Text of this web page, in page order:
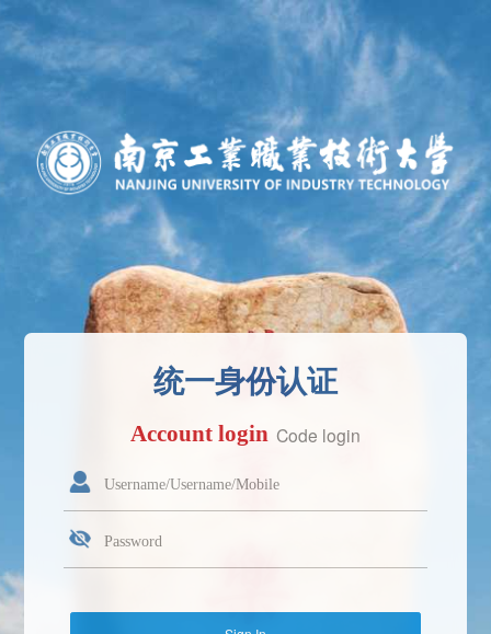
统一身份认证
Account login Code login